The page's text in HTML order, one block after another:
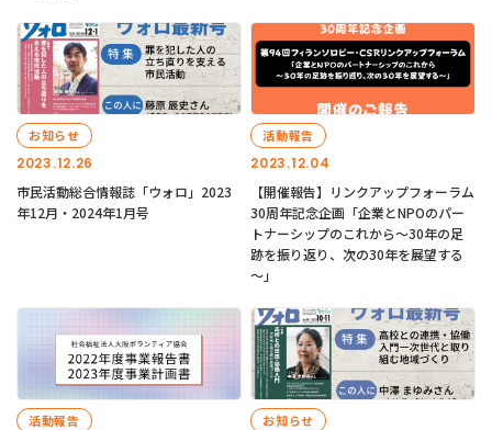
2023.12.26
お知らせ
市民活動総合情報誌「ウォロ」2023
年12月・2024年1月号
2023.12.04
活動報告
【開催報告】リンクアップフォーラム
30周年記念企画「企業とNPOのパー
トナーシップのこれから～30年の足
跡を振り返り、次の30年を展望する
～」
活動報告 お知らせ